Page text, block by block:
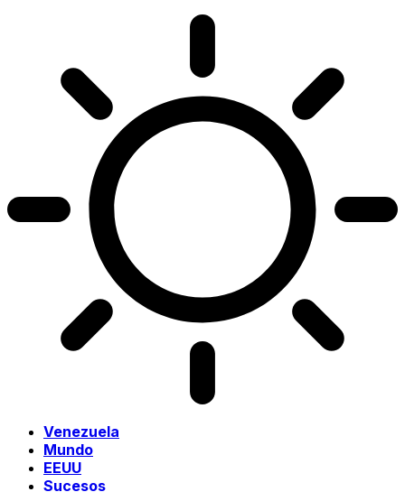
Venezuela
Mundo
EEUU
Sucesos